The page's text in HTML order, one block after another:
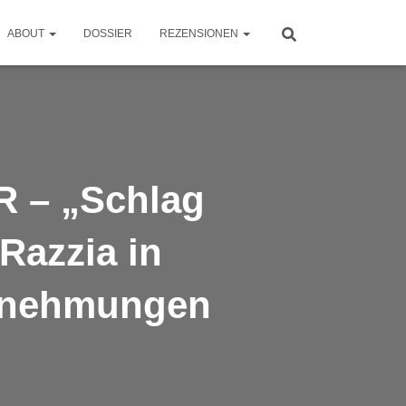
ABOUT DOSSIER REZENSIONEN
– „Schlag
in